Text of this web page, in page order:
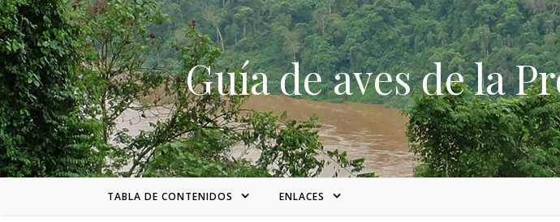
Skip to content
Guía de aves de la
TABLA DE CONTENIDOS ENLACES